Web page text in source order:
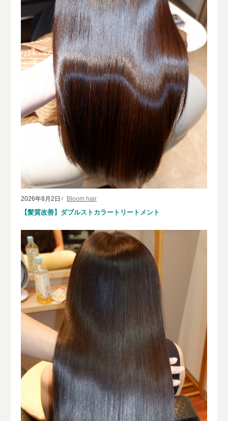
2026年8月2日 Bloom hair
【髪質改善】ダブルストカラートリートメント